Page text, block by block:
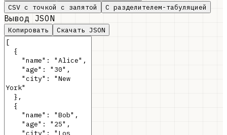
CSV с точкой с запятой
С разделителем-табуляцией
Вывод JSON
Копировать Скачать JSON